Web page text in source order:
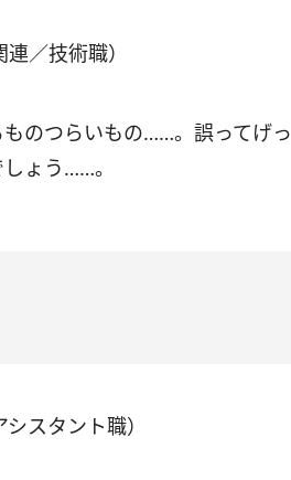
／技術職）
のつらいもの……。誤ってげっ
ょう……。
スタント職）